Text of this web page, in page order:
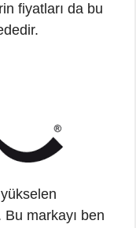
fiyatları da bu
Bu markayı ben